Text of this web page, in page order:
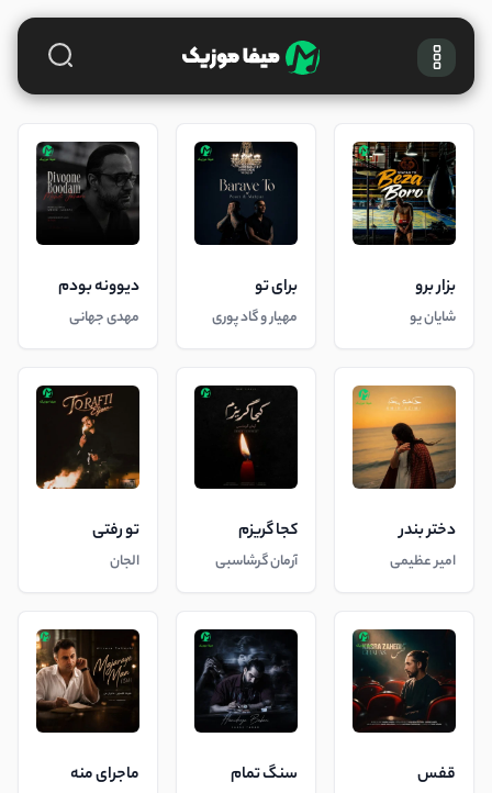
بزار برو
شایان یو
برای تو
مهیار و گاد پوری
دیوونه بودم
مهدی جهانی
دختر بندر
امیر عظیمی
کجا گریزم
آرمان گرشاسبی
تو رفتی
الجان
قفس سنگ تمام ماجرای منه